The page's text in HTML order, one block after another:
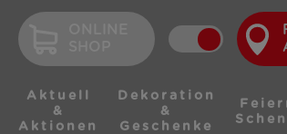
Aktuell
&
Aktionen
Dekoration
&
Geschenke